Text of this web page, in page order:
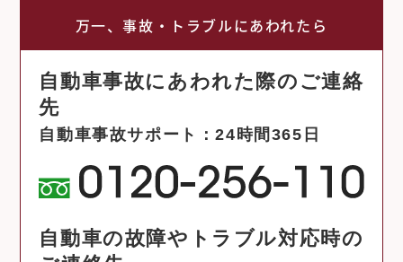
万一、事故・トラブルにあわれたら
自動車事故にあわれた際のご連絡
先
自動車事故サポート：24時間365日
自動車の故障やトラブル対応時の